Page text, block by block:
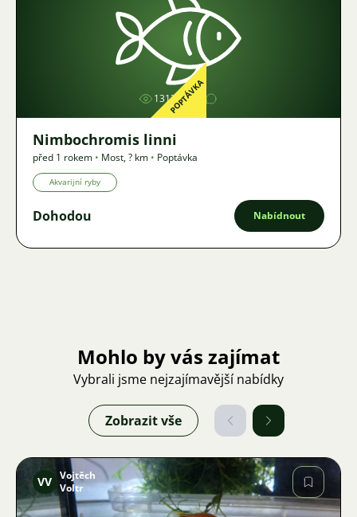
Obrázek
1313POPTÁVKA
Nimbochromis linni
před 1 rokem • Most,? km • Poptávka
Akvarijní ryby
Dohodou Nabídnout
Mohlo by vás zajímat
Vybrali jsme nejzajímavější nabídky
Zobrazit vše
VV Vojtěch
Voltr